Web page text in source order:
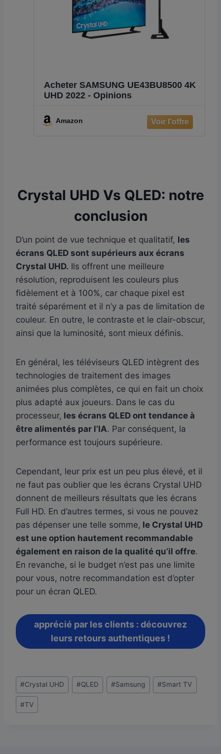
Acheter SAMSUNG UE43BU8500 4K
UHD 2022 - Opinions
Amazon
Crystal UHD Vs QLED: notre
conclusion
D’un point de vue technique et qualitatif, les
écrans QLED sont supérieurs aux écrans
Crystal UHD. Ils offrent une meilleure
résolution, reproduisent les couleurs plus
fidèlement et à 100%, car chaque pixel est
traité séparément et il n’y a pas de limitation de
couleur. En outre, le contraste et le clair-obscur,
ainsi que la luminosité, sont mieux définis.
En général, les téléviseurs QLED intègrent des
technologies de traitement des images
animées plus complètes, ce qui en fait un choix
plus adapté aux joueurs. Dans le cas du
processeur, les écrans QLED ont tendance à
être alimentés par l’IA. Par conséquent, la
performance est toujours supérieure.
Cependant, leur prix est un peu plus élevé, et il
ne faut pas oublier que les écrans Crystal UHD
donnent de meilleurs résultats que les écrans
Full HD. En d’autres termes, si vous ne pouvez
pas dépenser une telle somme, le Crystal UHD
est une option hautement recommandable
également en raison de la qualité qu’il offre.
En revanche, si le budget n’est pas une limite
pour vous, notre recommandation est d’opter
pour un écran QLED.
apprécié par les clients : découvrez
leurs retours authentiques !
Étiquettes
de
la
#Crystal UHD #QLED #Samsung #Smart TV
#TV